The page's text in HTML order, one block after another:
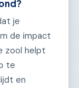
je
de impact
zool helpt
te
en